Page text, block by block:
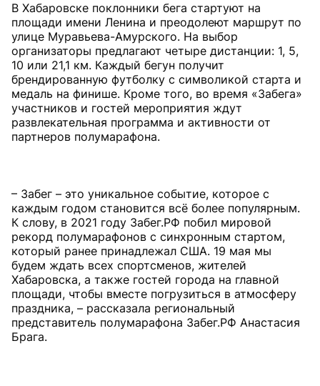
В Хабаровске поклонники бега стартуют на
площади имени Ленина и преодолеют маршрут по
улице Муравьева-Амурского. На выбор
организаторы предлагают четыре дистанции: 1, 5,
10 или 21,1 км. Каждый бегун получит
брендированную футболку с символикой старта и
медаль на финише. Кроме того, во время «Забега»
участников и гостей мероприятия ждут
развлекательная программа и активности от
партнеров полумарафона.
– Забег – это уникальное событие, которое с
каждым годом становится всё более популярным.
К слову, в 2021 году Забег.РФ побил мировой
рекорд полумарафонов с синхронным стартом,
который ранее принадлежал США. 19 мая мы
будем ждать всех спортсменов, жителей
Хабаровска, а также гостей города на главной
площади, чтобы вместе погрузиться в атмосферу
праздника, – рассказала региональный
представитель полумарафона Забег.РФ Анастасия
Брага.